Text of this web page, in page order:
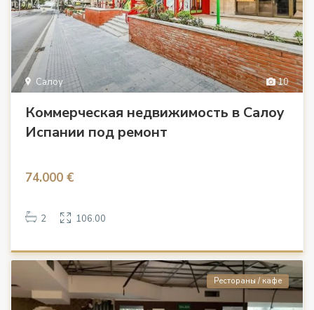
10
Салоу
Коммерческая недвижимость в Салоу
Испании под ремонт
74.000 €
2 106.00
Рестораны / кафе